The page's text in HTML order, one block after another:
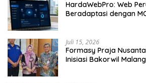
HardaWebPro: Web
Beradaptasi dengan
Juli 15, 2026
Formasy Praja
Inisiasi Bakorwil